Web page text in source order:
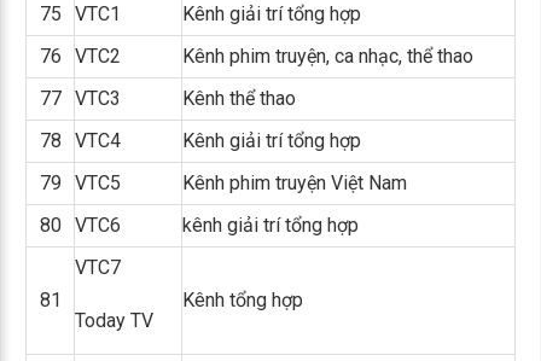
75
VTC1
Kênh giải trí tổng hợp
76
VTC2
Kênh phim truyện, ca nhạc, thể thao
77
VTC3
Kênh thể thao
78
VTC4
Kênh giải trí tổng hợp
79
VTC5
Kênh phim truyện Việt Nam
80
VTC6 kênh giải trí tổng hợp
81
VTC7
Today TV
Kênh tổng hợp